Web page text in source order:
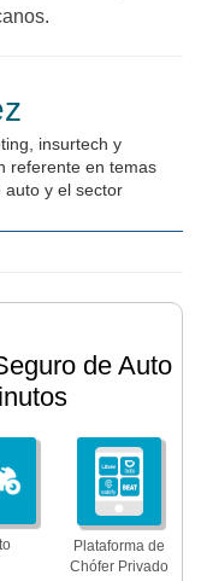
insurtech y
referente en temas
auto y el sector
de Auto
Plataforma de
Chófer Privado